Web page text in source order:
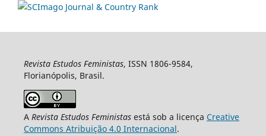
Revista Estudos Feministas, ISSN 1806-9584,
Florianópolis, Brasil.
A Revista Estudos Feministasestá sob a licença Creative
Commons Atribuição 4.0 Internacional.